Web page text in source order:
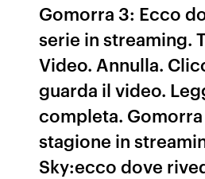
Gomorra 3: Ecco
serie in streaming.
Video. Annulla.
guarda il video.
completa.
stagione in
Sky:ecco dove